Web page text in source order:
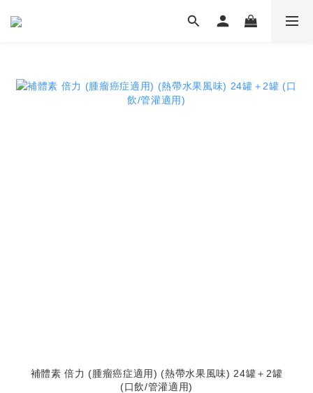
補體素 倍力 (腫瘤癌症適用) (熱帶水果風味) 24罐＋2罐
(口飲/管灌適用)